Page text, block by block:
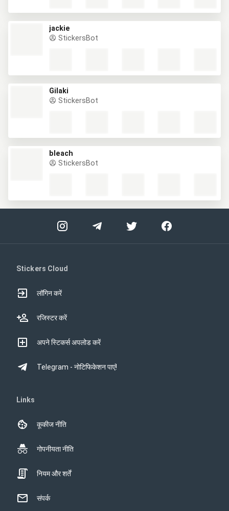
jackie
StickersBot
Gilaki
StickersBot
bleach
StickersBot
Stickers Cloud
लॉगिन करें
रजिस्टर करें
अपने स्टिकर्स अपलोड करें
Telegram - नोटिफिकेशन पाएं!
Links
कूकीज नीति
गोपनीयता नीति
नियम और शर्तें
संपर्क